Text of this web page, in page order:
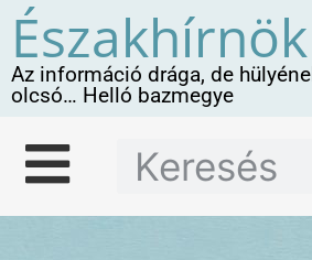
Északhírnök
Az információ drága, de
olcsó… Helló bazmegye